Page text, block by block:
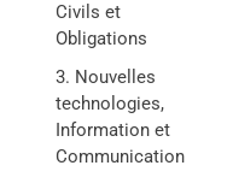
Civils et
Obligations
Nouvelles
technologies,
Information et
Communication